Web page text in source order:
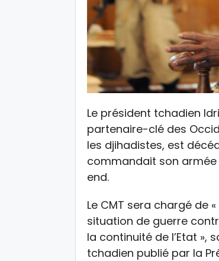
Le président tchadien
partenaire-clé des
les djihadistes, est
commandait son
end.
Le CMT sera chargé de
situation de guerre
la continuité de l’Etat »,
tchadien publié par la